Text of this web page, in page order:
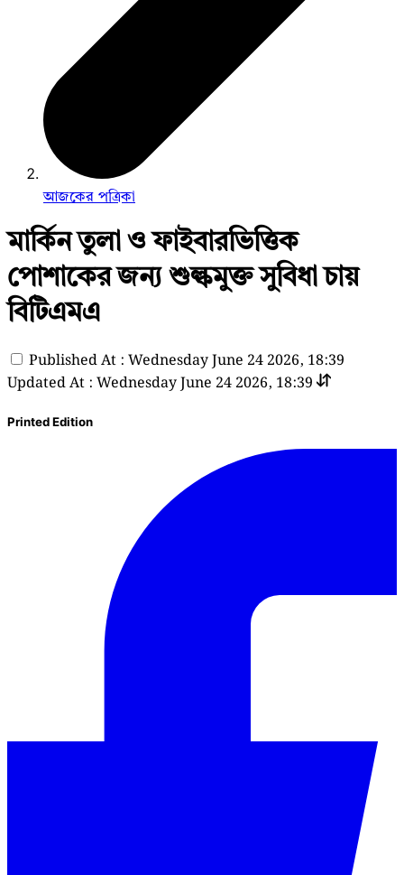
আজকের পত্রিকা
মার্কিন তুলা ও ফাইবারভিত্তিক
পোশাকের জন্য শুল্কমুক্ত সুবিধা চায়
বিটিএমএ
Published At : Wednesday June 24 2026, 18:39
Updated At : Wednesday June 24 2026, 18:39
Printed Edition